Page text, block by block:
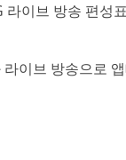
라이브 방송 편성
이브 방송으로